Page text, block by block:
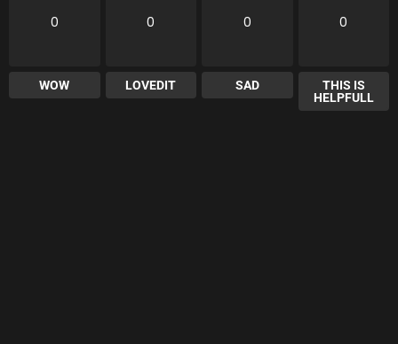
0
WOW
0
LOVEDIT
0
SAD
0
THIS IS
HELPFULL